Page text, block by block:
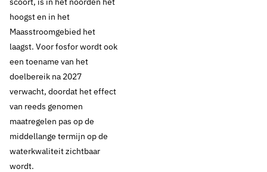
hoogst en in het
Maasstroomgebied het
laagst. Voor fosfor wordt ook
een toename van het
doelbereik na 2027
verwacht, doordat het effect
van reeds genomen
maatregelen pas op de
middellange termijn op de
waterkwaliteit zichtbaar
wordt.